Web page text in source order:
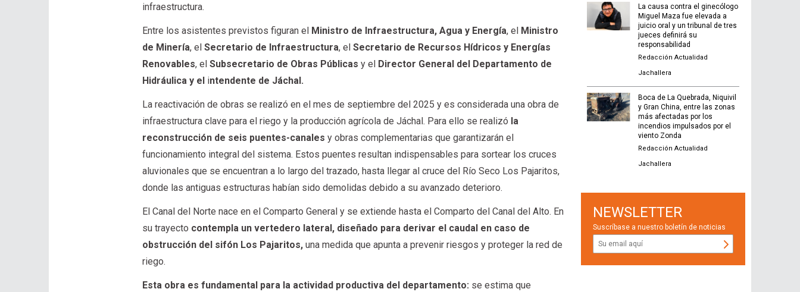
infraestructura.
Entre los asistentes previstos figuran el Ministro de Infraestructura, Agua y Energía, el Ministro
de Minería, elSecretario de Infraestructura, elSecretario de Recursos Hídricos y Energías
Renovables, elSubsecretario de Obras Públicas y el Director General del Departamento de
Hidráulica y el intendente de Jáchal.
La reactivación de obras se realizó en el mes de septiembre del 2025 y es considerada una obra de
infraestructura clave para el riego y la producción agrícola de Jáchal. Para ello se realizó la
reconstrucción de seis puentes-canales y obras complementarias que garantizarán el
funcionamiento integral del sistema. Estos puentes resultan indispensables para sortear los cruces
aluvionales que se encuentran a lo largo del trazado, hasta llegar al cruce del Río Seco Los Pajaritos,
donde las antiguas estructuras habían sido demolidas debido a su avanzado deterioro.
El Canal del Norte nace en el Comparto General y se extiende hasta el Comparto del Canal del Alto. En
su trayecto contempla un vertedero lateral, diseñado para derivar el caudal en caso de
obstrucción del sifón Los Pajaritos, una medida que apunta a prevenir riesgos y proteger la red de
riego.
Esta obra es fundamental para la actividad productiva del departamento: se estima que
La causa contra el ginecólogo
Miguel Maza fue elevada a
juicio oral y un tribunal de tres
jueces definirá su
responsabilidad
Redacción Actualidad
Jachallera
Boca de La Quebrada, Niquivil
y Gran China, entre las zonas
más afectadas por los
incendios impulsados por el
viento Zonda
Redacción Actualidad
Jachallera
NEWSLETTER
Suscríbase a nuestro boletín de noticias